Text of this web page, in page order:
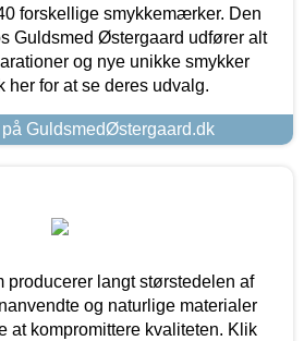
forskellige smykkemærker. Den
Guldsmed Østergaard udfører alt
og nye unikke smykker
her for at se deres udvalg.
GuldsmedØstergaard.dk
producerer langt størstedelen af
og naturlige materialer
at kompromittere kvaliteten. Klik